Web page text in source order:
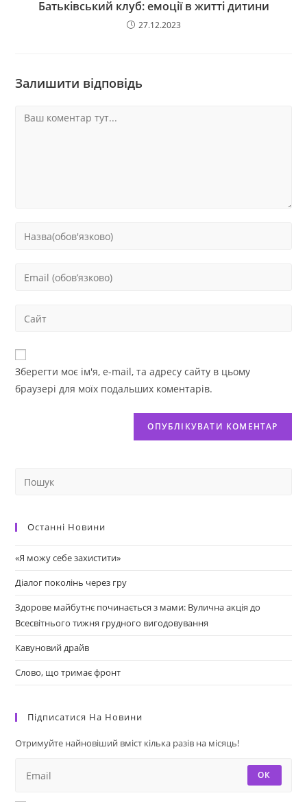
Батьківський клуб: емоції в житті дитини
27.12.2023
Залишити відповідь
Зберегти моє ім'я, e-mail, та адресу сайту в цьому
браузері для моїх подальших коментарів.
Останні Новини
«Я можу себе захистити»
Діалог поколінь через гру
Здорове майбутнє починається з мами: Вулична акція до
Всесвітнього тижня грудного вигодовування
Кавуновий драйв
Слово, що тримає фронт
Підписатися На Новини
Отримуйте найновіший вміст кілька разів на місяць!
ОК